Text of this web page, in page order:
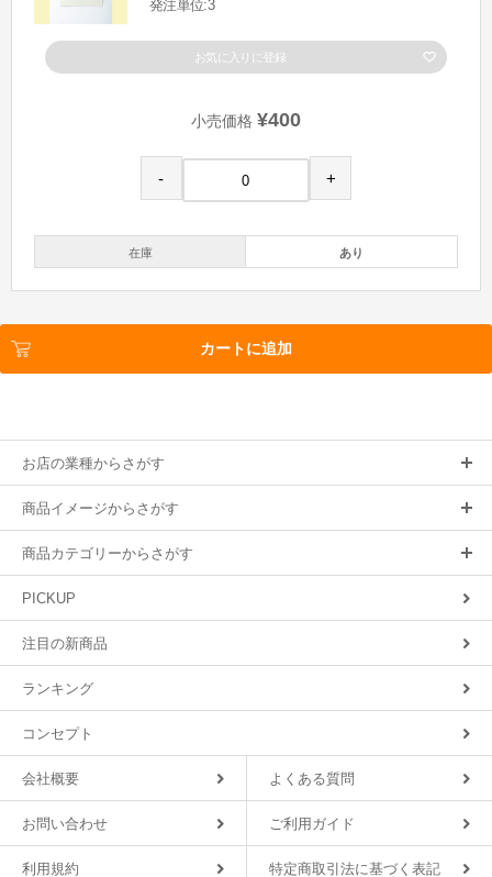
発注単位:3
お気に入りに登録
小売価格 ¥400
- +
在庫 あり
カートに追加
お店の業種からさがす
商品イメージからさがす
商品カテゴリーからさがす
PICKUP
注目の新商品
ランキング
コンセプト
会社概要 よくある質問
お問い合わせ ご利用ガイド
利用規約 特定商取引法に基づく表記